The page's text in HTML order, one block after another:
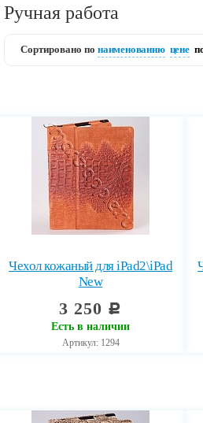
Ручная работа
Сортировано по наименованию цене
Чехол кожаный для iPad2\iPad
New
3 250 c
Есть в наличии
Артикул: 1294